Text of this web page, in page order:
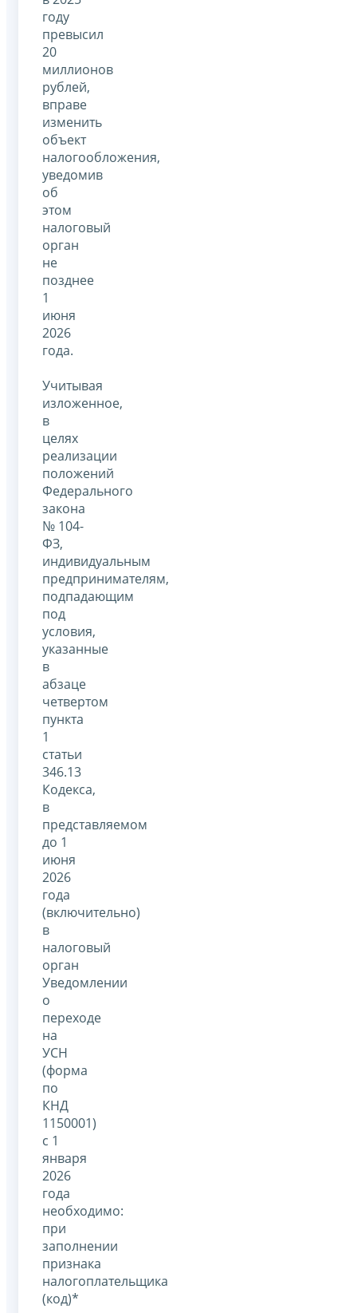
году
превысил
20
миллионов
рублей,
вправе
изменить
объект
налогообложения,
уведомив
об
этом
налоговый
орган
не
позднее
1
июня
2026
года.
Учитывая
изложенное,
в
целях
реализации
положений
Федерального
закона
№ 104-
ФЗ,
индивидуальным
предпринимателям,
подпадающим
под
условия,
указанные
в
абзаце
четвертом
пункта
1
статьи
346.13
Кодекса,
в
представляемом
до 1
июня
2026
года
(включительно)
в
налоговый
орган
Уведомлении
о
переходе
на
УСН
(форма
по
КНД
1150001)
с 1
января
2026
года
необходимо:
при
заполнении
признака
налогоплательщика
(код)*